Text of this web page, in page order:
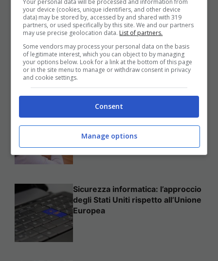
I Pro E I Contro Di Una Nuova Moda
Che Punta A Cambiare Il Tabacco
Per Sempre
25 Novembre 2025
Come mettere in sicurezza il
Sicurezza informatica: l’approccio
degli Stati Uniti rispetto all’Unione
Europea
Your personal data will be processed and information from
your device (cookies, unique identifiers, and other device
data) may be stored by, accessed by and shared with 319
partners, or used specifically by this site. We and our partners
may use precise geolocation data. List of partners.
Some vendors may process your personal data on the basis
of legitimate interest, which you can object to by managing
your options below. Look for a link at the bottom of this page
or in the site menu to manage or withdraw consent in privacy
and cookie settings.
Consent
Manage options